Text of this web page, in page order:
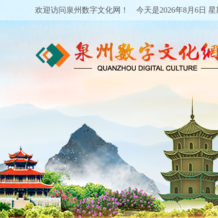
欢迎访问泉州数字文化网！ 今天是2026年8月6日